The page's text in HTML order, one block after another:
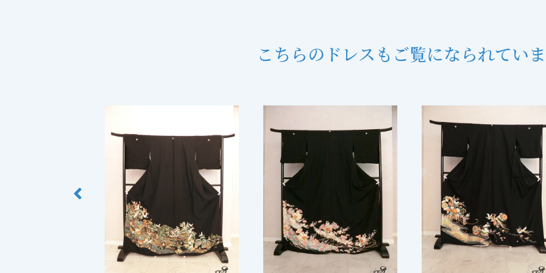
こちらのドレスも ご覧になられてい